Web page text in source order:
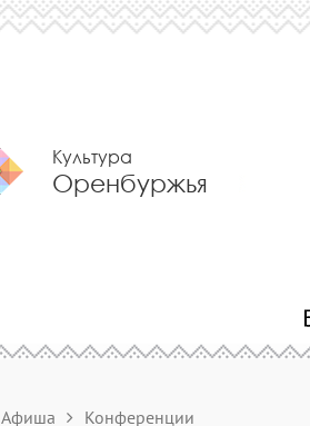
Культура
Оренбуржья
Афиша Конференции